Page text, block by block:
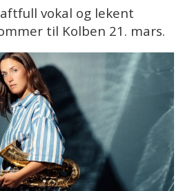
vokal og lekent
til Kolben 21. mars.